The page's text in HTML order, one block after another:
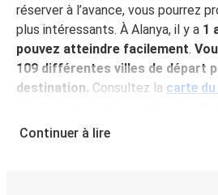
réserver à l’avance, vous pourrez
plus intéressants. À Alanya, il y a 1
pouvez atteindre facilement.
109 différentes villes de départ
destination. Consultez la carte du
ville!
Continuer à lire